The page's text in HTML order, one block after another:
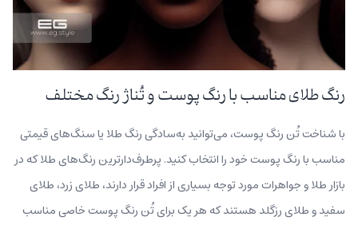
رنگ طلای مناسب با رنگ پوست و تُناژ رنگ مختلف
با شناخت تُن رنگ پوست، می‌توانید به‌سادگی رنگ طلا یا سنگ‌های قیمتی
مناسب با رنگ پوست خود را انتخاب کنید. پرطرف‌دارترین رنگ‌های طلا که در
بازار طلا و جواهرات مورد توجه بسیاری از افراد قرار دارند، طلای زرد، طلای
سفید و طلای رزگلد هستند که هر یک برای تُن رنگ پوست خاصی مناسب